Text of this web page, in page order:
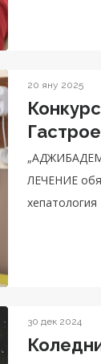
20 яну 2025
ЛЕЧЕНИЕ обявява
хепатология
30 дек 2024